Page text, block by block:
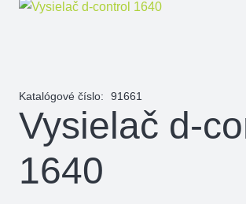
Katalógové číslo: 91661
Vysielač d-
1640